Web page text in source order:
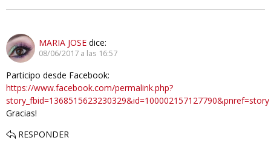
MARIA JOSE dice:
08/06/2017 a las 16:57
Participo desde Facebook:
https://www.facebook.com/permalink.php?
story_fbid=1368515623230329&id=100002157127790&pnref=story
Gracias!
RESPONDER